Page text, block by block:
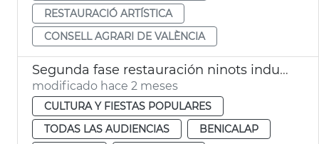
RESTAURACIÓ ARTÍSTICA
CONSELL AGRARI DE VALÈNCIA
Segunda fase restauración ninots indultats Museo Fallero València
modificado hace 2 meses
CULTURA Y FIESTAS POPULARES
TODAS LAS AUDIENCIAS
BENICALAP